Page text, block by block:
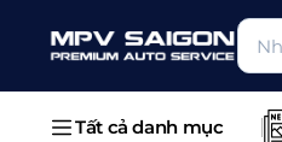
Tất cả danh mục